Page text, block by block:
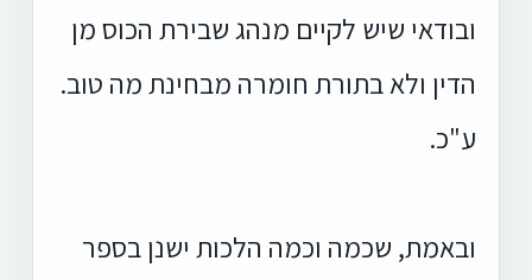
ובודאי שיש לקיים מנהג שבירת הכוס מן
הדין ולא בתורת חומרה מבחינת מה טוב.
ע"כ.
ובאמת, שכמה וכמה הלכות ישנן בספר